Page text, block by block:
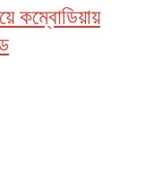
কম্বোডিয়ায়